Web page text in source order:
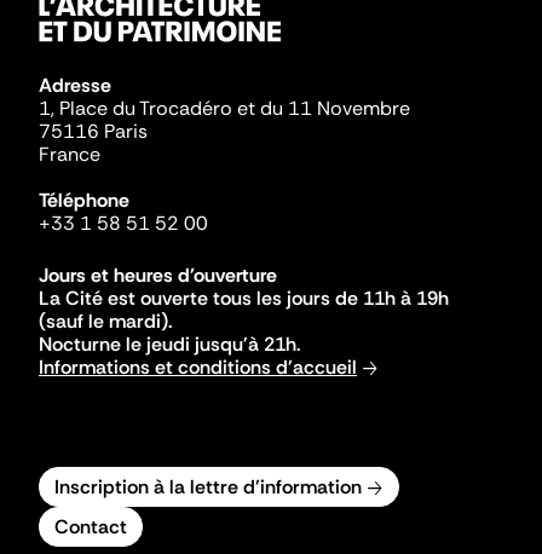
Adresse
1, Place du Trocadéro et du 11 Novembre
75116 Paris
France
Téléphone
+33 1 58 51 52 00
Jours et heures d'ouverture
La Cité est ouverte tous les jours de 11h à 19h
(sauf le mardi).
Nocturne le jeudi jusqu'à 21h.
Informations et conditions d'accueil
Inscription à la lettre d'information
Contact